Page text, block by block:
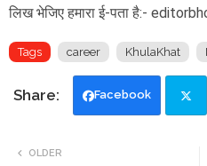
लिख भेजिए हमारा ई-पता है:-
Tags career KhulaKhat
Facebook
OLDER